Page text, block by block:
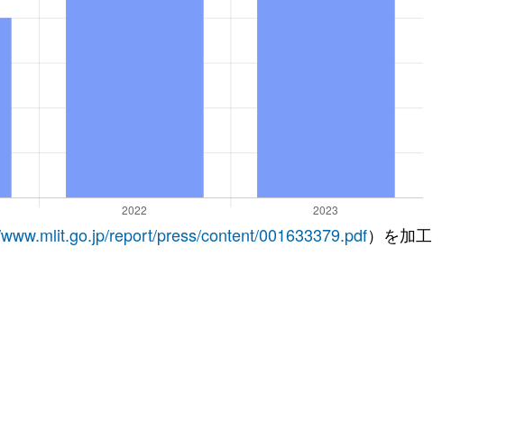
report/press/content/001633379.pdf）を加工